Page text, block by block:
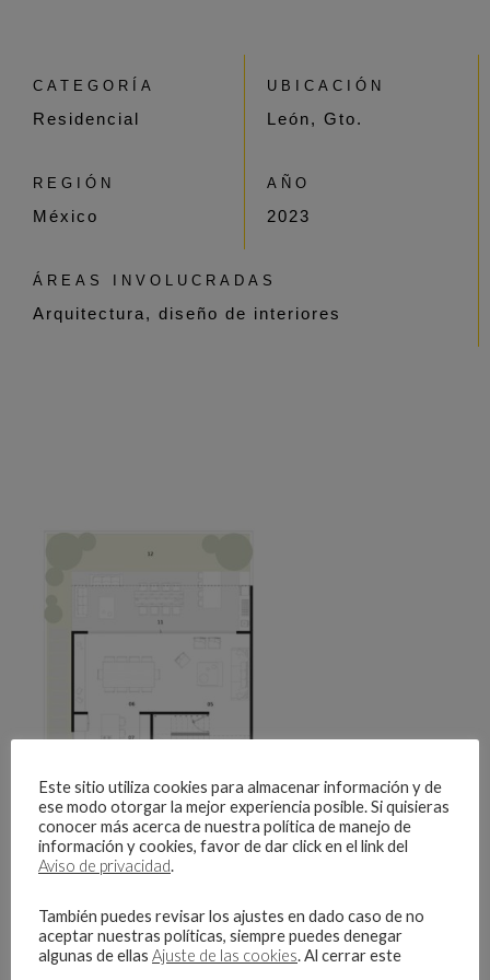
CATEGORÍA
Residencial
UBICACIÓN
León, Gto.
REGIÓN
México
AÑO
2023
ÁREAS INVOLUCRADAS
Arquitectura, diseño de interiores
Este sitio utiliza cookies para almacenar información y de
ese modo otorgar la mejor experiencia posible. Si quisieras
conocer más acerca de nuestra política de manejo de
información y cookies, favor de dar click en el link del
Aviso de privacidad.
También puedes revisar los ajustes en dado caso de no
aceptar nuestras políticas, siempre puedes denegar
algunas de ellas Ajuste de las cookies. Al cerrar este